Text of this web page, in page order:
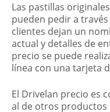
Las pastillas
pueden pedir a
clientes dejan un
actual y detalles de
precio se puede
línea con una tarjeta
El Drivelan precio es
al de otros